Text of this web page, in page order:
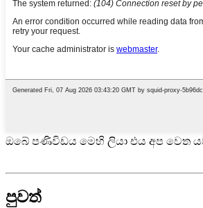
ඔබේ පණිවිඩය මෙහි ලියා එය අප වෙත
පුවත්